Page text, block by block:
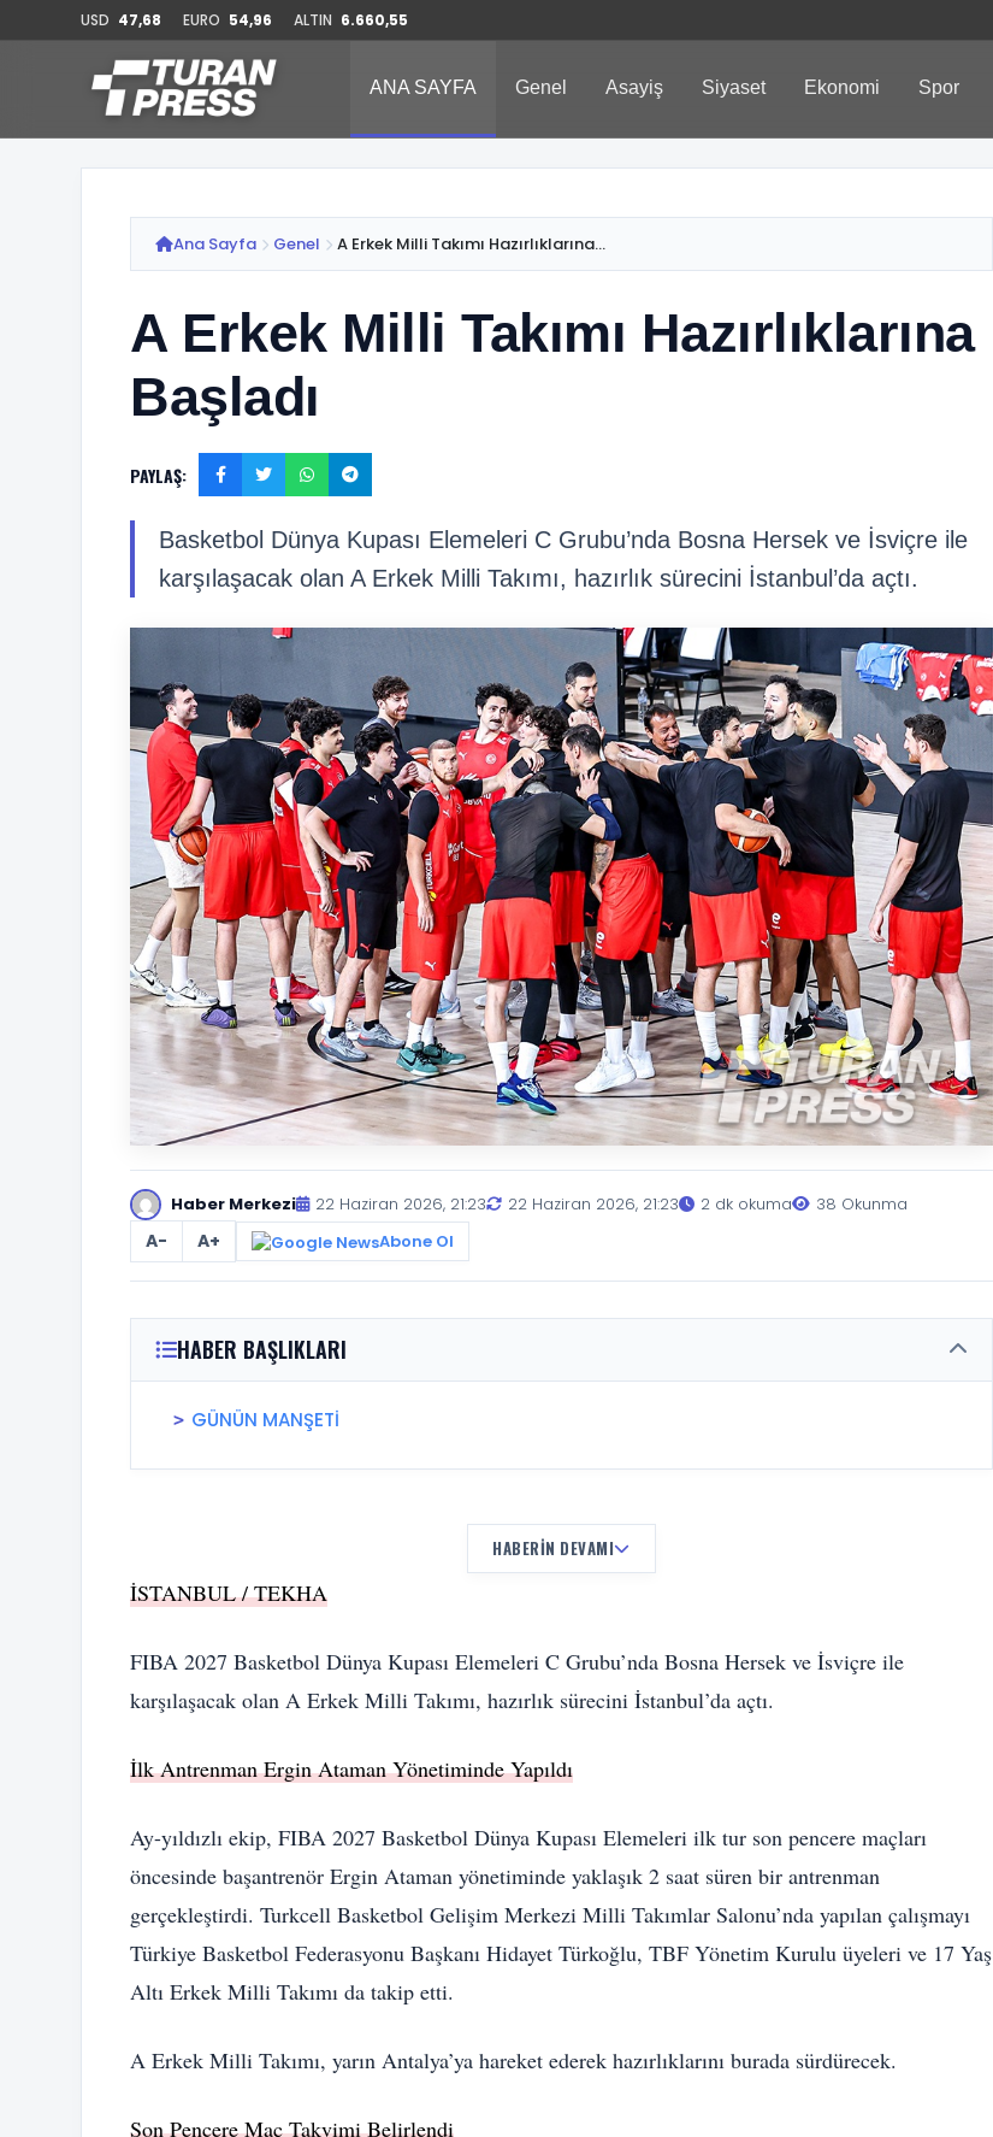
USD 47,68 EURO 54,96 ALTIN 6.660,55
ANA SAYFA Genel Asayiş Siyaset Ekonomi Spor
Ana Sayfa Genel A Erkek Milli Takımı Hazırlıklarına...
A Erkek Milli Takımı Hazırlıklarına
Başladı
PAYLAŞ:
Basketbol Dünya Kupası Elemeleri C Grubu’nda Bosna Hersek ve İsviçre ile
karşılaşacak olan A Erkek Milli Takımı, hazırlık sürecini İstanbul’da açtı.
Haber Merkezi 22 Haziran 2026, 21:23 22 Haziran 2026, 21:23 2 dk okuma 38 Okunma
A- A+ Abone Ol
HABER BAŞLIKLARI
GÜNÜN MANŞETİ
HABERIN DEVAMI
İSTANBUL / TEKHA
FIBA 2027 Basketbol Dünya Kupası Elemeleri C Grubu’nda Bosna Hersek ve İsviçre ile
karşılaşacak olan A Erkek Milli Takımı, hazırlık sürecini İstanbul’da açtı.
İlk Antrenman Ergin Ataman Yönetiminde Yapıldı
Ay-yıldızlı ekip, FIBA 2027 Basketbol Dünya Kupası Elemeleri ilk tur son pencere maçları
öncesinde başantrenör Ergin Ataman yönetiminde yaklaşık 2 saat süren bir antrenman
gerçekleştirdi. Turkcell Basketbol Gelişim Merkezi Milli Takımlar Salonu’nda yapılan çalışmayı
Türkiye Basketbol Federasyonu Başkanı Hidayet Türkoğlu, TBF Yönetim Kurulu üyeleri ve 17 Yaş
Altı Erkek Milli Takımı da takip etti.
A Erkek Milli Takımı, yarın Antalya’ya hareket ederek hazırlıklarını burada sürdürecek.
Son Pencere Maç Takvimi Belirlendi